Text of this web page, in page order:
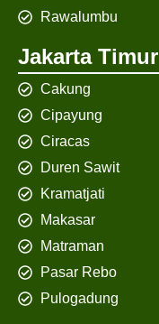
Rawalumbu
Jakarta Timur
Cakung
Cipayung
Ciracas
Duren Sawit
Kramatjati
Makasar
Matraman
Pasar Rebo
Pulogadung